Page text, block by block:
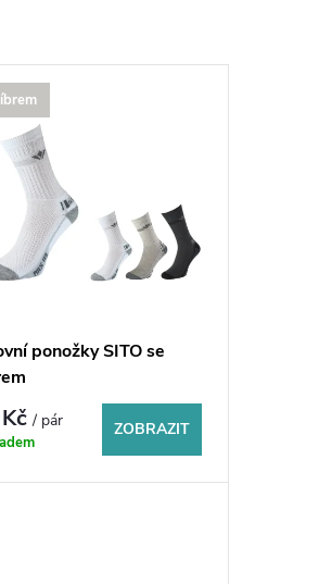
ponožky SITO se
/ pár ZOBRAZIT